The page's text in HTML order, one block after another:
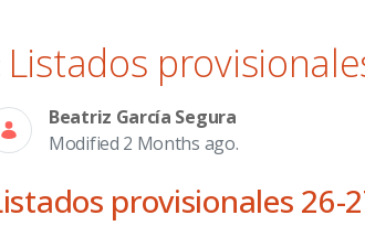
Listados
Beatriz García Segura
Modified 2 Months ago.
provisionales 26-